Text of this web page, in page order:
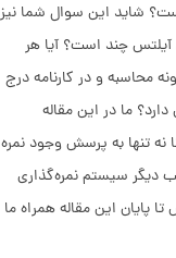
شاید این سوال شما نیز
آیلتس چند است؟ آیا هر
محاسبه و در کارنامه درج
ما در این مقاله
تنها به پرسش وجود نمره
دیگر سیستم نمره‌گذاری
پایان این مقاله همراه ما